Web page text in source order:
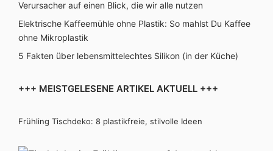
Verursacher auf einen Blick, die wir alle nutzen
Elektrische Kaffeemühle ohne Plastik: So mahlst Du Kaffee
ohne Mikroplastik
5 Fakten über lebensmittelechtes Silikon (in der Küche)
+++ MEISTGELESENE ARTIKEL AKTUELL +++
Frühling Tischdeko: 8 plastikfreie, stilvolle Ideen